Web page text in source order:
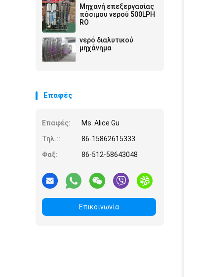
Όσμωσης 250LPH
Μηχανή επεξεργασίας
πόσιμου νερού 500LPH
RO
νερό διαλυτικού
μηχάνημα
Επαφές
Επαφές:
Ms. Alice Gu
Τηλ.::
86-15862615333
Φαξ:
86-512-58643048
Επικοινωνία